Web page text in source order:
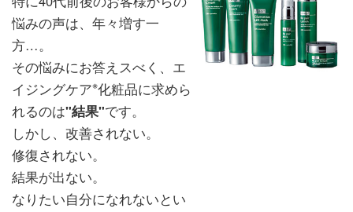
悩みの声は、年々増す一
方…。
その悩みにお答えスべく、エ
イジングケア※化粧品に求めら
れるのは"結果"です。
しかし、改善されない。
修復されない。
結果が出ない。
なりたい自分になれないとい